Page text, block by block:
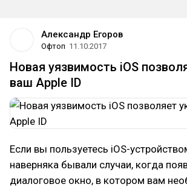
Александр Егоров
Офтоп 11.10.2017
Новая уязвимость iOS
ваш Apple ID
Если вы пользуетесь iOS-
наверняка бывали случаи, когда
диалоговое окно, в котором вам